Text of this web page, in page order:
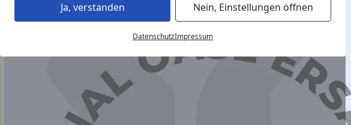
Ja, verstanden Nein, Einstellungen öffnen
DatenschutzImpressum